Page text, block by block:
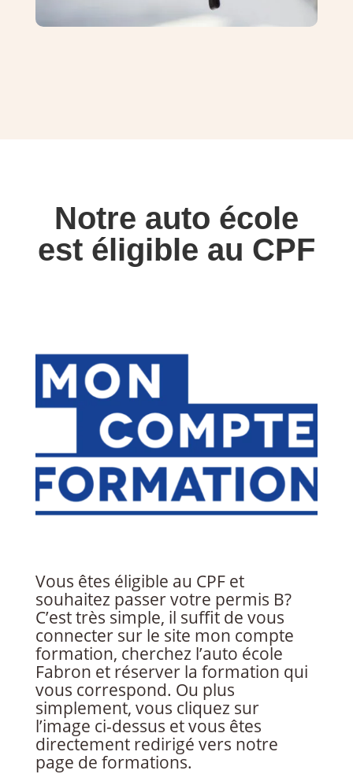
Notre auto école
est éligible au CPF
Vous êtes éligible au CPF et
souhaitez passer votre permis B?
C’est très simple, il suffit de vous
connecter sur le site mon compte
formation, cherchez l’auto école
Fabron et réserver la formation qui
vous correspond. Ou plus
simplement, vous cliquez sur
l’image ci-dessus et vous êtes
directement redirigé vers notre
page de formations.